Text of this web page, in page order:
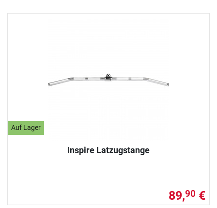
Auf Lager
Inspire Latzugstange
89,90 €